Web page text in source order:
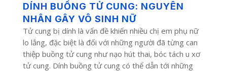
DÍNH BUỒNG TỬ CUNG: NGUYÊN
NHÂN GÂY VÔ SINH NỮ
Tử cung bị dính là vấn đề khiến nhiều chị em phụ nữ
lo lắng, đặc biệt là đối với những người đã từng can
thiệp buồng tử cung như nạo hút thai, bóc tách u xơ
tử cung. Dính buồng tử cung có thể dẫn tới những